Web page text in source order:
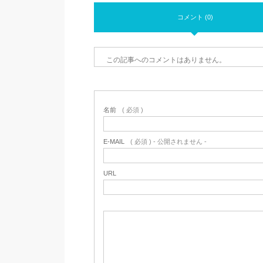
コメント (0)
この記事へのコメントはありません。
名前 ( 必須 )
E-MAIL ( 必須 ) - 公開されません -
URL